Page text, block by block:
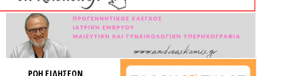
ΡΟΗ ΕΙΔΗΣΕΩΝ